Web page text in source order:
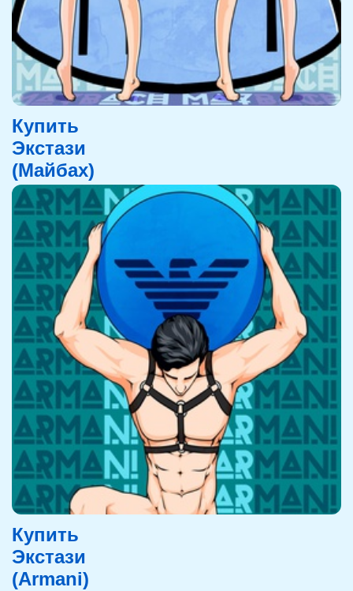
Купить
Экстази
(Майбах)
Купить
Экстази
(Armani)